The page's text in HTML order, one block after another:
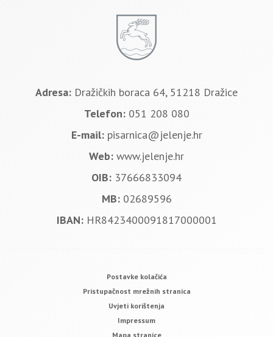
Adresa: Dražičkih boraca 64, 51218 Dražice
Telefon: 051 208 080
E-mail: pisarnica@jelenje.hr
Web: www.jelenje.hr
OIB: 37666833094
MB: 02689596
IBAN: HR8423400091817000001
Postavke kolačića
Pristupačnost mrežnih stranica
Uvjeti korištenja
Impressum
Mapa stranice